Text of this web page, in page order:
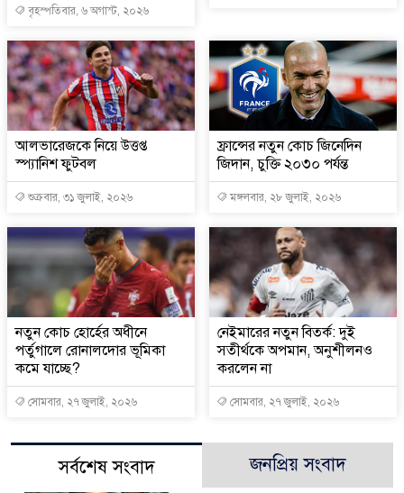
বৃহস্পতিবার, ৬ অগাস্ট, ২০২৬
আলভারেজকে নিয়ে উত্তপ্ত
স্প্যানিশ ফুটবল
শুক্রবার, ৩১ জুলাই, ২০২৬
ফ্রান্সের নতুন কোচ জিনেদিন
জিদান, চুক্তি ২০৩০ পর্যন্ত
মঙ্গলবার, ২৮ জুলাই, ২০২৬
নতুন কোচ হোর্হের অধীনে
পর্তুগালে রোনালদোর ভূমিকা
কমে যাচ্ছে?
সোমবার, ২৭ জুলাই, ২০২৬
নেইমারের নতুন বিতর্ক: দুই
সতীর্থকে অপমান, অনুশীলনও
করলেন না
সোমবার, ২৭ জুলাই, ২০২৬
সর্বশেষ সংবাদ জনপ্রিয় সংবাদ